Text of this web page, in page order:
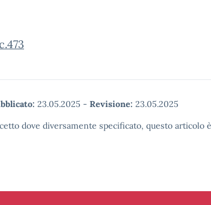
23.05.2025 - Revisione: 23.05.2025
dove diversamente specificato, questo